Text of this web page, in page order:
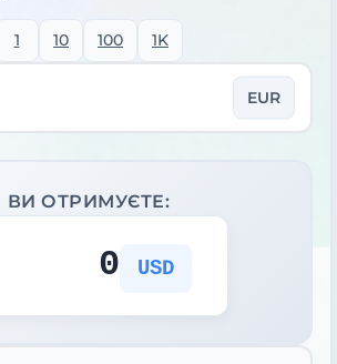
1 10 100 1K
EUR
ВИ ОТРИМУЄТЕ:
0 USD